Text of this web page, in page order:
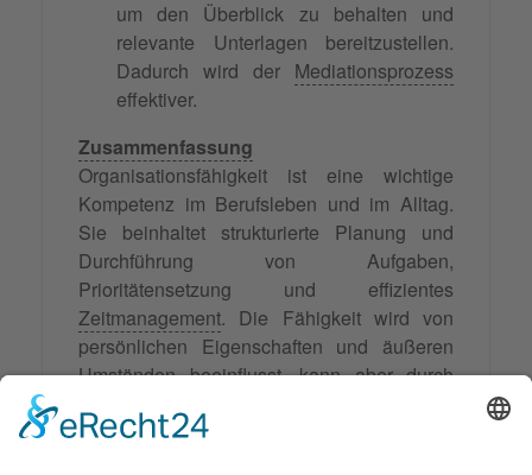
um den Überblick zu behalten und
relevante Unterlagen bereitzustellen.
Dadurch wird der Mediationsprozess
effektiver.
Zusammenfassung
Organisationsfähigkeit ist eine wichtige
Kompetenz im Berufsleben und im Alltag.
Sie beinhaltet strukturierte Planung und
Durchführung von Aufgaben,
Prioritätensetzung und effizientes
Zeitmanagement. Die Fähigkeit wird von
persönlichen Eigenschaften und äußeren
Umständen beeinflusst, kann aber durch
Organisationswerkzeugen wie Kalendern